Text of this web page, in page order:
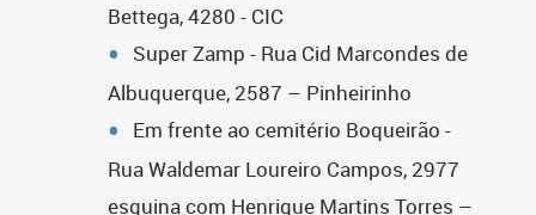
Bettega, 4280 - CIC
Super Zamp - Rua Cid Marcondes de
Albuquerque, 2587 – Pinheirinho
Em frente ao cemitério Boqueirão -
Rua Waldemar Loureiro Campos, 2977
esquina com Henrique Martins Torres –